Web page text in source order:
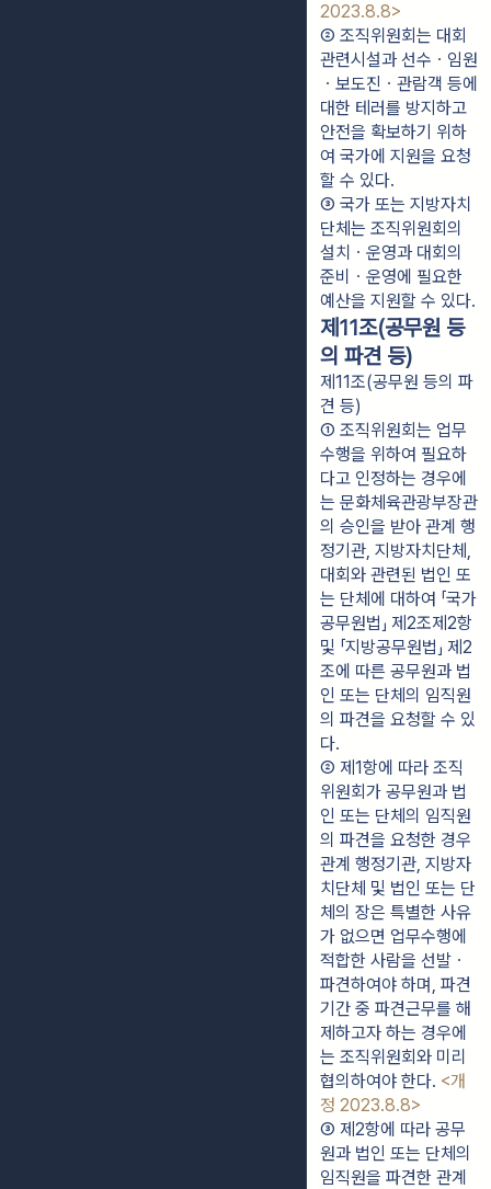
2023.8.8>
② 조직위원회는 대회
관련시설과 선수ㆍ임원
ㆍ보도진ㆍ관람객 등에
대한 테러를 방지하고
안전을 확보하기 위하
여 국가에 지원을 요청
할 수 있다.
③ 국가 또는 지방자치
단체는 조직위원회의
설치ㆍ운영과 대회의
준비ㆍ운영에 필요한
예산을 지원할 수 있다.
제11조(공무원 등
의 파견 등)
제11조(공무원 등의 파
견 등)
① 조직위원회는 업무
수행을 위하여 필요하
다고 인정하는 경우에
는 문화체육관광부장관
의 승인을 받아 관계 행
정기관, 지방자치단체,
대회와 관련된 법인 또
는 단체에 대하여 「국가
공무원법」 제2조제2항
및 「지방공무원법」 제2
조에 따른 공무원과 법
인 또는 단체의 임직원
의 파견을 요청할 수 있
다.
② 제1항에 따라 조직
위원회가 공무원과 법
인 또는 단체의 임직원
의 파견을 요청한 경우
관계 행정기관, 지방자
치단체 및 법인 또는 단
체의 장은 특별한 사유
가 없으면 업무수행에
적합한 사람을 선발ㆍ
파견하여야 하며, 파견
기간 중 파견근무를 해
제하고자 하는 경우에
는 조직위원회와 미리
협의하여야 한다. <개
정 2023.8.8>
③ 제2항에 따라 공무
원과 법인 또는 단체의
임직원을 파견한 관계